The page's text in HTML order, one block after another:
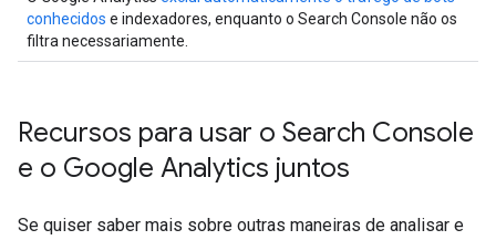
conhecidos e indexadores, enquanto o Search Console não os
filtra necessariamente.
Recursos para usar o Search Console
e o Google Analytics juntos
Se quiser saber mais sobre outras maneiras de analisar e